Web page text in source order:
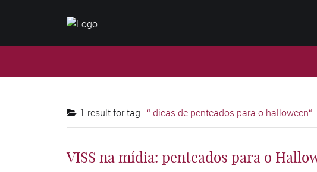
1 result fortag: dicas de penteados para o halloween
VISS na mídia: penteados para o